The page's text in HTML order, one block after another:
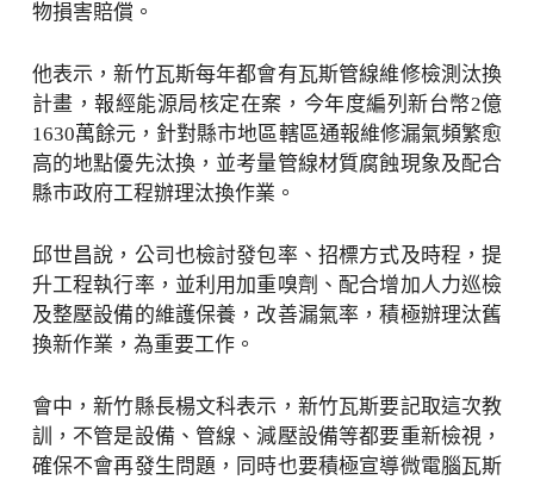
物損害賠償。
他表示，新竹瓦斯每年都會有瓦斯管線維修檢測汰換
計畫，報經能源局核定在案，今年度編列新台幣2億
1630萬餘元，針對縣市地區轄區通報維修漏氣頻繁愈
高的地點優先汰換，並考量管線材質腐蝕現象及配合
縣市政府工程辦理汰換作業。
邱世昌說，公司也檢討發包率、招標方式及時程，提
升工程執行率，並利用加重嗅劑、配合增加人力巡檢
及整壓設備的維護保養，改善漏氣率，積極辦理汰舊
換新作業，為重要工作。
會中，新竹縣長楊文科表示，新竹瓦斯要記取這次教
訓，不管是設備、管線、減壓設備等都要重新檢視，
確保不會再發生問題，同時也要積極宣導微電腦瓦斯